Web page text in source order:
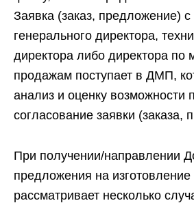
Заявка (заказ, предложение)
генерального директора,
директора либо директора по
продажам поступает в ДМП,
анализ и оценку возможности
согласование заявки (заказа,
При получении/направлении
предложения на
рассматривает несколько